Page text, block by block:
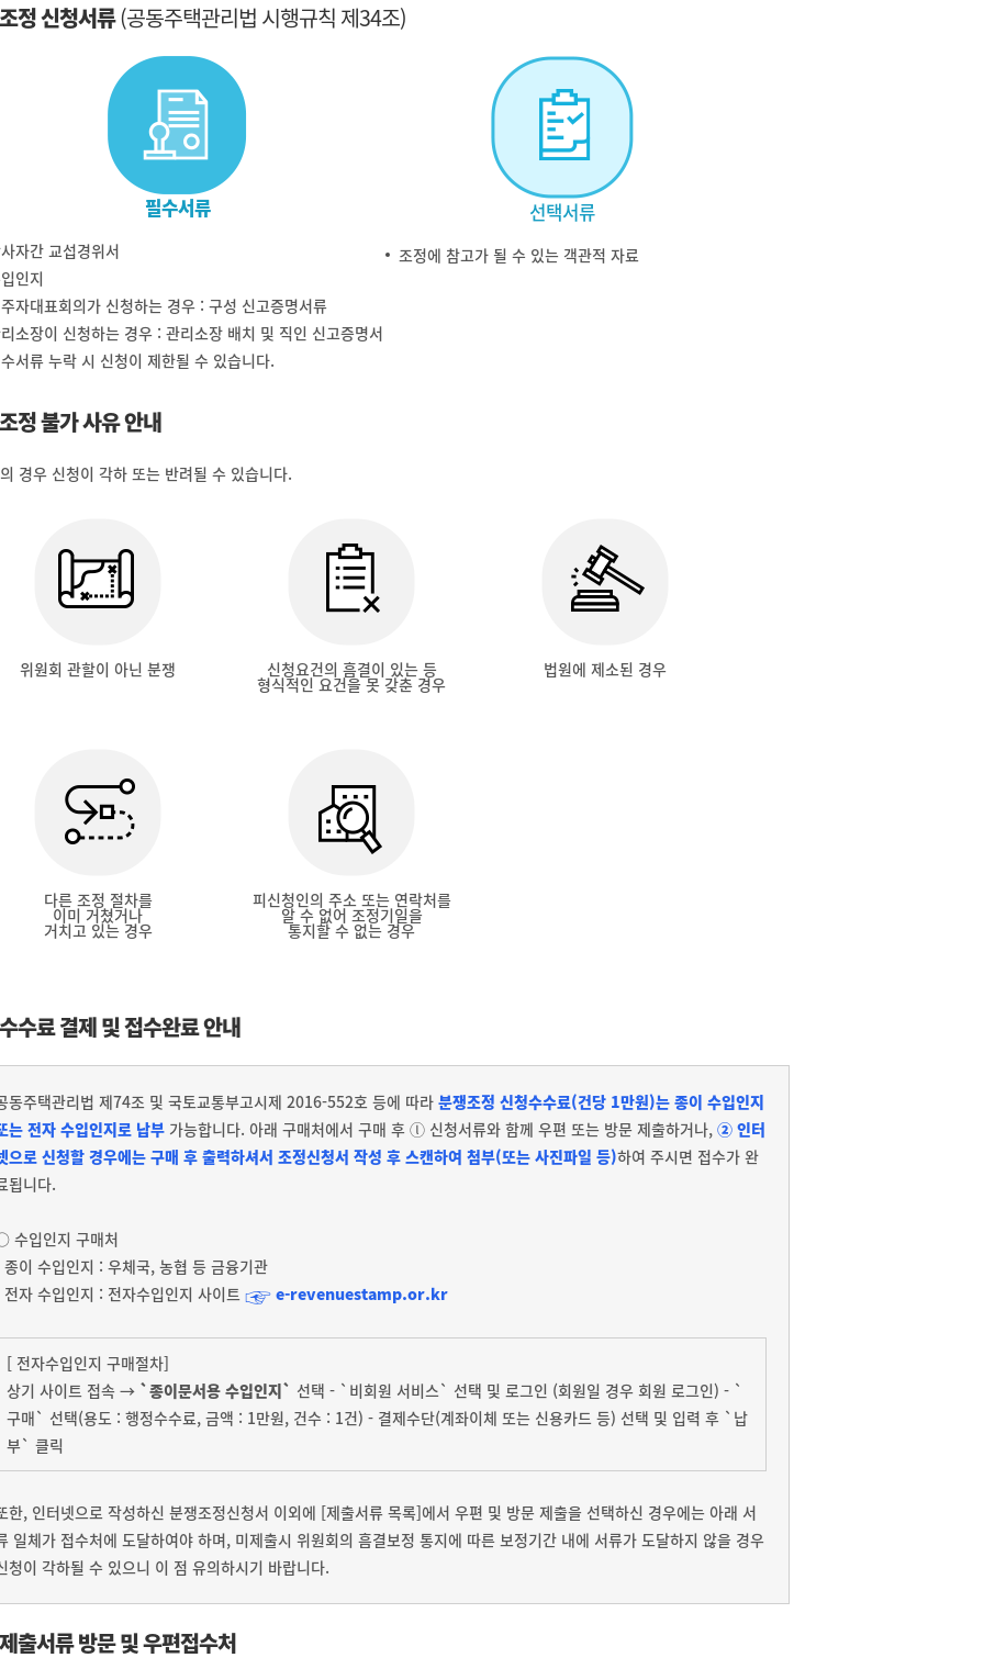
조정 신청서류(공동주택관리법 시행규칙 제34조)
필수서류
자간 교섭경위서
인지
자대표회의가 신청하는 경우 : 구성 신고증명서류
소장이 신청하는 경우 : 관리소장 배치 및 직인 신고증명서
서류 누락 시 신청이 제한될 수 있습니다.
선택서류
조정에 참고가 될 수 있는 객관적 자료
조정 불가 사유 안내
경우 신청이 각하 또는 반려될 수 있습니다.
위원회 관할이 아닌 분쟁 신청요건의 흠결이 있는 등
형식적인 요건을 못 갖춘 경우
법원에 제소된 경우
다른 조정 절차를
이미 거쳤거나
거치고 있는 경우
피신청인의 주소 또는 연락처를
알 수 없어 조정기일을
통지할 수 없는 경우
수수료 결제 및 접수완료 안내
동주택관리법 제74조 및 국토교통부고시제 2016-552호 등에 따라 분쟁조정 신청수수료(건당 1만원)는 종이 수입인지
는 전자 수입인지로 납부 가능합니다. 아래 구매처에서 구매 후 ⓛ 신청서류와 함께 우편 또는 방문 제출하거나, ② 인터
으로 신청할 경우에는 구매 후 출력하셔서 조정신청서 작성 후 스캔하여 첨부(또는 사진파일 등)하여 주시면 접수가 완
됩니다.
수입인지 구매처
이 수입인지 : 우체국, 농협 등 금융기관
자 수입인지 : 전자수입인지 사이트 ☞ e-revenuestamp.or.kr
[ 전자수입인지 구매절차]
상기 사이트 접속 → `종이문서용 수입인지` 선택 - `비회원 서비스` 선택 및 로그인 (회원일 경우 회원 로그인) - `
구매` 선택(용도 : 행정수수료, 금액 : 1만원, 건수 : 1건) - 결제수단(계좌이체 또는 신용카드 등) 선택 및 입력 후 `납
부` 클릭
한, 인터넷으로 작성하신 분쟁조정신청서 이외에 [제출서류 목록]에서 우편 및 방문 제출을 선택하신 경우에는 아래 서
일체가 접수처에 도달하여야 하며, 미제출시 위원회의 흠결보정 통지에 따른 보정기간 내에 서류가 도달하지 않을 경우
청이 각하될 수 있으니 이 점 유의하시기 바랍니다.
제출서류 방문 및 우편접수처